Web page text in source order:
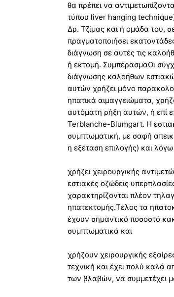
θα πρέπει να
τύπου liver hanging
Δρ. Τζίμας και η ομάδα του,
πραγματοποιήσει
διάγνωση σε αυτές τις
ή εκτομή. ΣυμπέρασμαΟι
διάγνωσης καλοήθων
αυτών χρήζει μόνο
ηπατικά αιμαγγειώματα,
αυτόματη ρήξη αυτών, ή επί
Terblanche-Blumgart. Η
συμπτωματική, με σαφή
η εξέταση επιλογής) και
χρήζει χειρουργικής
εστιακές οζώδεις
χαρακτηρίζονται πλέον
ηπατεκτομής.Τέλος τα
έχουν σημαντικό ποσοστό
συμπτωματικά και
χρήζουν χειρουργικής
τεχνική και έχει πολύ καλά
των βλαβών, να συμμετέχει